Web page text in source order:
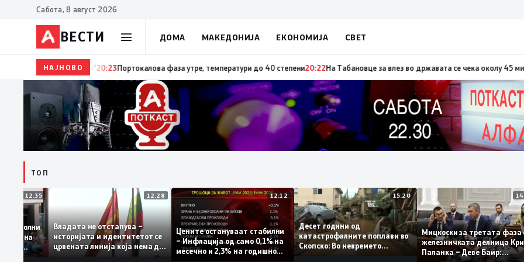
Сабота, 8 август 2026
ВЕСТИ ДОМА МАКЕДОНИЈА ЕКОНОМИЈА СВЕТ
НАЈНОВО
20:24 Сиљановска Давкова на Свечената академија по повод „30 години Општина Вевчани“20:23Портокалова фаза утре,
ТОП
12:35
се задоволни
на
12:28
Владата не отстапува –
историјата и идентитетот се
црвената линија која нема да
се погази
12:12
Цените остануваат стабилни
– Инфлација од само 0,1% на
месечно и 2,3% на годишно
15:20
Десет години од
катастрофалните поплави во
Скопско: Во невремето
Мицкоски за третата
железничката
Паланка – Деве Баир: